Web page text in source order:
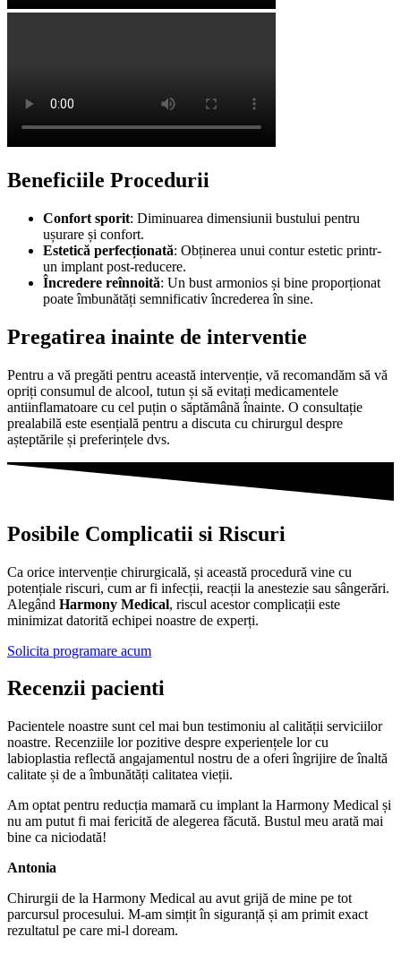
Beneficiile Procedurii
Confort sporit: Diminuarea dimensiunii bustului pentru
ușurare și confort.
Estetică perfecționată: Obținerea unui contur estetic printr-
un implant post-reducere.
Încredere reînnoită: Un bust armonios și bine proporționat
poate îmbunătăți semnificativ încrederea în sine.
Pregatirea inainte de interventie
Pentru a vă pregăti pentru această intervenție, vă recomandăm să vă
opriți consumul de alcool, tutun și să evitați medicamentele
antiinflamatoare cu cel puțin o săptămână înainte. O consultație
prealabilă este esențială pentru a discuta cu chirurgul despre
așteptările și preferințele dvs.
Posibile Complicatii si Riscuri
Ca orice intervenție chirurgicală, și această procedură vine cu
potențiale riscuri, cum ar fi infecții, reacții la anestezie sau sângerări.
Alegând Harmony Medical, riscul acestor complicații este
minimizat datorită echipei noastre de experți.
Solicita programare acum
Recenzii pacienti
Pacientele noastre sunt cel mai bun testimoniu al calității serviciilor
noastre. Recenziile lor pozitive despre experiențele lor cu
labioplastia reflectă angajamentul nostru de a oferi îngrijire de înaltă
calitate și de a îmbunătăți calitatea vieții.
Am optat pentru reducția mamară cu implant la Harmony Medical și
nu am putut fi mai fericită de alegerea făcută. Bustul meu arată mai
bine ca niciodată!
Antonia
Chirurgii de la Harmony Medical au avut grijă de mine pe tot
parcursul procesului. M-am simțit în siguranță și am primit exact
rezultatul pe care mi-l doream.